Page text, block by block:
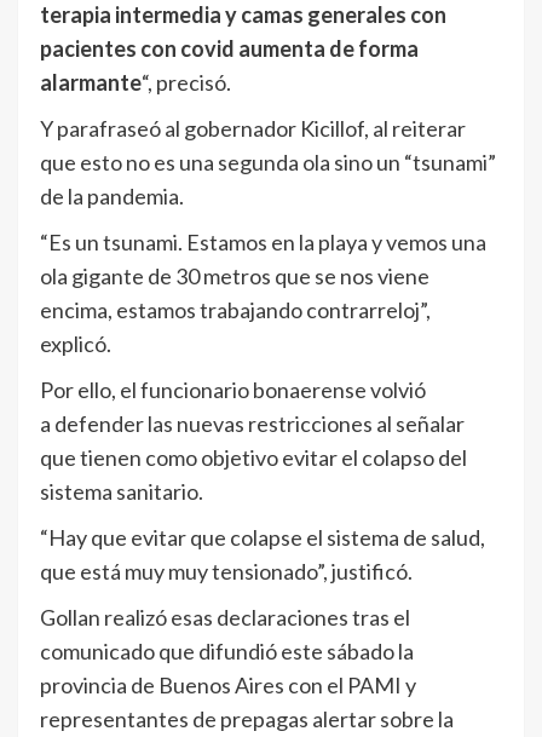
terapia intermedia y camas generales con
pacientes con covid aumenta de forma
alarmante“, precisó.
Y parafraseó al gobernador Kicillof, al reiterar
que esto no es una segunda ola sino un “tsunami”
de la pandemia.
“Es un tsunami. Estamos en la playa y vemos una
ola gigante de 30 metros que se nos viene
encima, estamos trabajando contrarreloj”,
explicó.
Por ello, el funcionario bonaerense volvió
a defender las nuevas restricciones al señalar
que tienen como objetivo evitar el colapso del
sistema sanitario.
“Hay que evitar que colapse el sistema de salud,
que está muy muy tensionado”, justificó.
Gollan realizó esas declaraciones tras el
comunicado que difundió este sábado la
provincia de Buenos Aires con el PAMI y
representantes de prepagas alertar sobre la